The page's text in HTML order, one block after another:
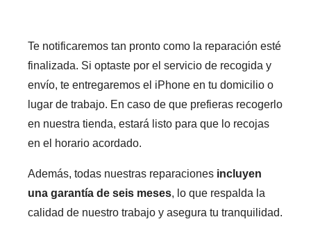
Te notificaremos tan pronto como la reparación esté
finalizada. Si optaste por el servicio de recogida y
envío, te entregaremos el iPhone en tu domicilio o
lugar de trabajo. En caso de que prefieras recogerlo
en nuestra tienda, estará listo para que lo recojas
en el horario acordado.
Además, todas nuestras reparaciones incluyen
una garantía de seis meses, lo que respalda la
calidad de nuestro trabajo y asegura tu tranquilidad.